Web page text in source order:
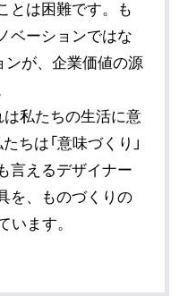
とは困難です。も
ベーションではな
ンが、企業価値の源
は私たちの生活に意
ちは「意味づくり」
言えるデザイナー
を、ものづくりの
います。